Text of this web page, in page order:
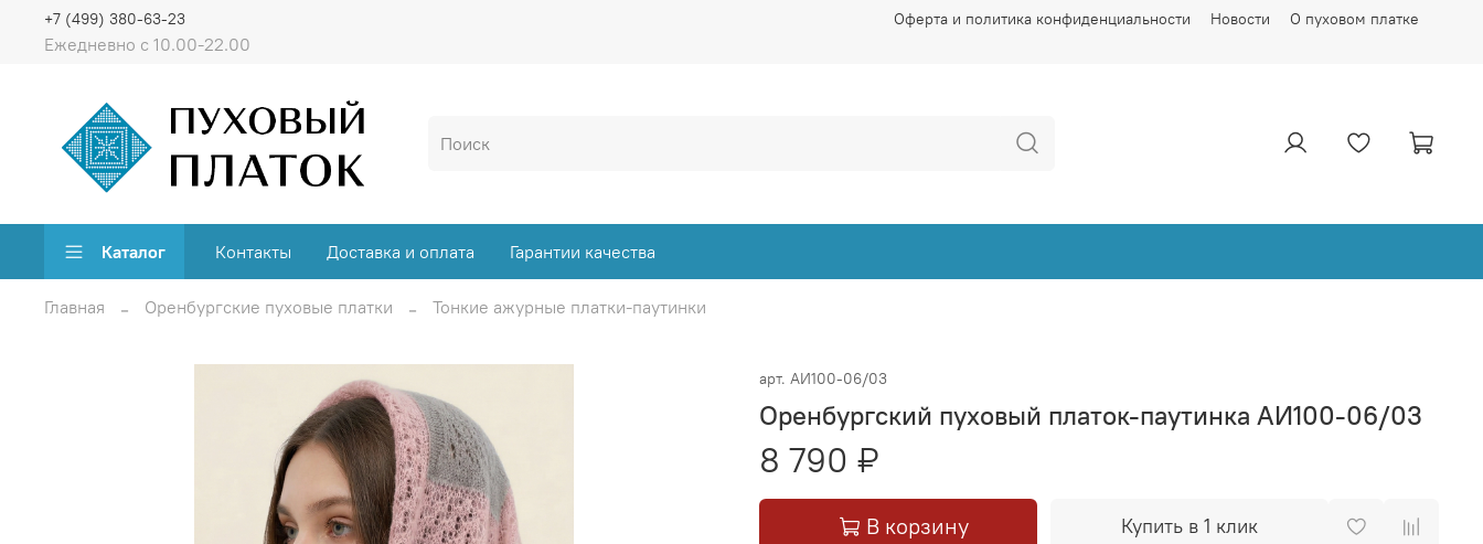
Оферта и политика конфиденциальности Новости О пуховом платке
Ежедневно с 10.00-22.00
+7 (499) 380-63-23
Каталог Контакты Доставка и оплата Гарантии качества
Главная Оренбургские пуховые платки Тонкие ажурные платки-паутинки
арт. АИ100-06/03
Оренбургский пуховый платок-паутинка АИ100-06/03
8 790 ₽
В корзину Купить в 1 клик